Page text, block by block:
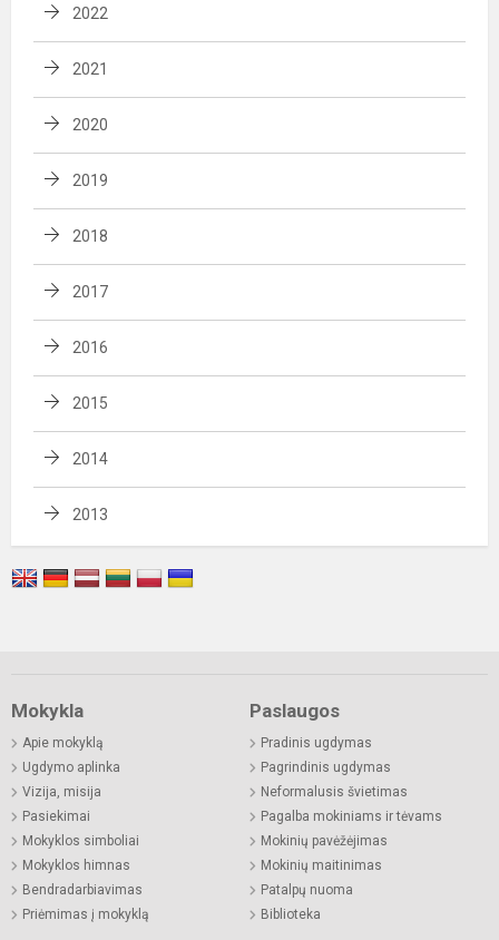
2022
2021
2020
2019
2018
2017
2016
2015
2014
2013
Mokykla
Apie mokyklą
Ugdymo aplinka
Vizija, misija
Pasiekimai
Mokyklos simboliai
Mokyklos himnas
Bendradarbiavimas
Priėmimas į mokyklą
Paslaugos
Pradinis ugdymas
Pagrindinis ugdymas
Neformalusis švietimas
Pagalba mokiniams ir tėvams
Mokinių pavėžėjimas
Mokinių maitinimas
Patalpų nuoma
Biblioteka